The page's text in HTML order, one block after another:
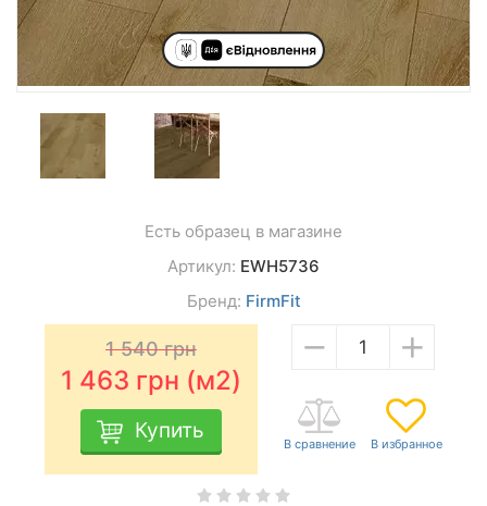
Есть образец в магазине
Артикул: EWH5736
Бренд: FirmFit
1 540грн
1 463 грн (м2)
Купить
− +